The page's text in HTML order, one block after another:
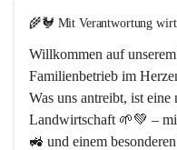
🌾🐓 Mit Verantwortung
Willkommen auf unserem
Familienbetrieb im
Was uns antreibt, ist eine
Landwirtschaft 🌱💚 –
🚜 und einem